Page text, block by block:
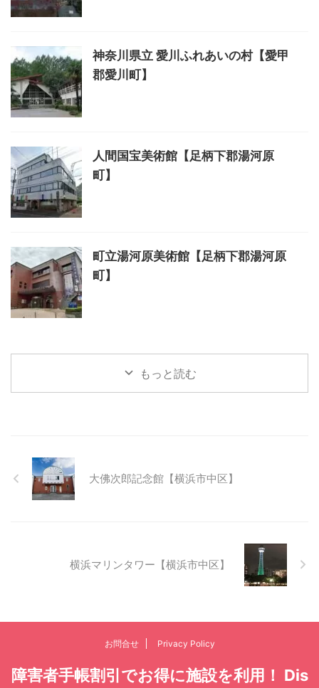
神奈川県立 愛川ふれあいの村【愛甲
郡愛川町】
人間国宝美術館【足柄下郡湯河原
町】
町立湯河原美術館【足柄下郡湯河原
町】
もっと読む
大佛次郎記念館【横浜市中区】
横浜マリンタワー【横浜市中区】
お問合せ Privacy Policy
障害者手帳割引でお得に施設を利用！ Dis